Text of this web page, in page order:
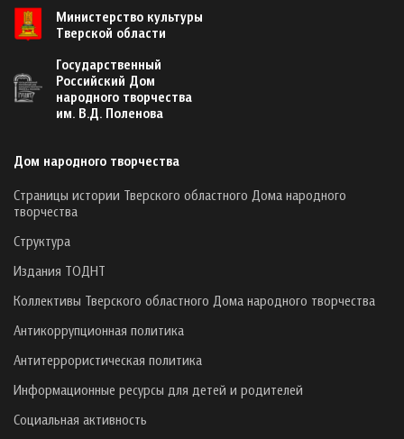
Министерство культуры
Тверской области
Государственный
Российский Дом
народного творчества
им. В.Д. Поленова
Дом народного творчества
Страницы истории Тверского областного Дома народного
творчества
Структура
Издания ТОДНТ
Коллективы Тверского областного Дома народного творчества
Антикоррупционная политика
Антитеррористическая политика
Информационные ресурсы для детей и родителей
Социальная активность